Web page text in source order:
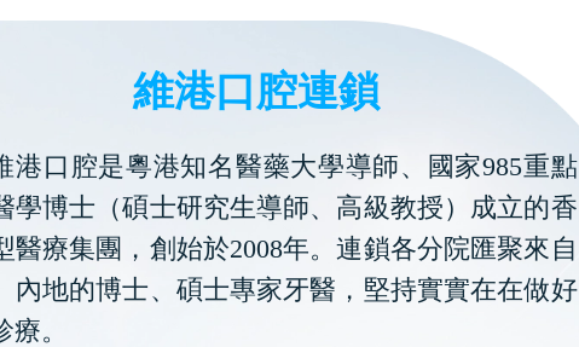
維港口腔連鎖
港口腔是粵港知名醫藥大學導師、國家985重點
學博士（碩士研究生導師、高級教授）成立的香
醫療集團，創始於2008年。連鎖各分院匯聚來自
內地的博士、碩士專家牙醫，堅持實實在在做好
療。